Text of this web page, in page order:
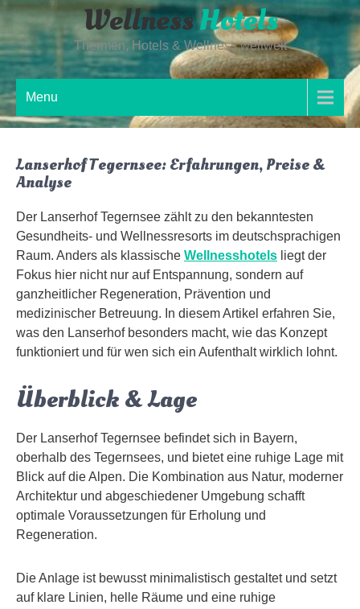
Skip
content
WellnessHotels
Thermen, Hotels & Wellness weltweit
Menu
Lanserhof Tegernsee: Erfahrungen, Preise &
Analyse
Der Lanserhof Tegernsee zählt zu den bekanntesten
Gesundheits- und Wellnessresorts im deutschsprachigen
Raum. Anders als klassische Wellnesshotels liegt der
Fokus hier nicht nur auf Entspannung, sondern auf
ganzheitlicher Regeneration, Prävention und
medizinischer Betreuung. In diesem Artikel erfahren Sie,
was den Lanserhof besonders macht, wie das Konzept
funktioniert und für wen sich ein Aufenthalt wirklich lohnt.
Überblick & Lage
Der Lanserhof Tegernsee befindet sich in Bayern,
oberhalb des Tegernsees, und bietet eine ruhige Lage mit
Blick auf die Alpen. Die Kombination aus Natur, moderner
Architektur und abgeschiedener Umgebung schafft
optimale Voraussetzungen für Erholung und
Regeneration.
Die Anlage ist bewusst minimalistisch gestaltet und setzt
auf klare Linien, helle Räume und eine ruhige